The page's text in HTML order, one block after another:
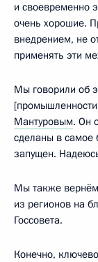
и своевременно
очень хорошие.
внедрением, не
применять эти
Мы говорили об
Мантуровым. Он
сделаны в самое
запущен.
Мы также
из регионов на
Госсовета.
Конечно,